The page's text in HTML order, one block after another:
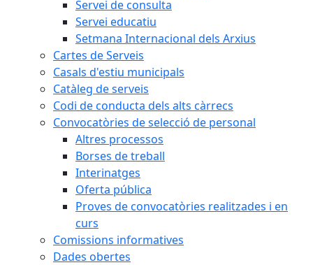
Servei de consulta
Servei educatiu
Setmana Internacional dels Arxius
Cartes de Serveis
Casals d'estiu municipals
Catàleg de serveis
Codi de conducta dels alts càrrecs
Convocatòries de selecció de personal
Altres processos
Borses de treball
Interinatges
Oferta pública
Proves de convocatòries realitzades i en
curs
Comissions informatives
Dades obertes